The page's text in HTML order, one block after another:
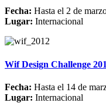
Fecha: Hasta el 2 de
Lugar: Internacional
Wif Design Challenge
Fecha: Hasta el 14 de
Lugar: Internacional